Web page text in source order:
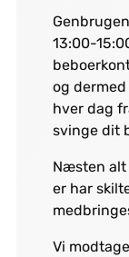
13:00-
og
hver dag
svinge dit
Næsten alt
er har
Vi